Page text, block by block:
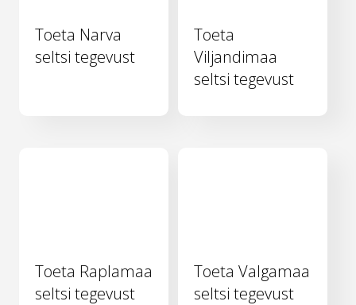
Toeta Narva
seltsi tegevust
Toeta
Viljandimaa
seltsi tegevust
Toeta Raplamaa
seltsi tegevust
Toeta Valgamaa
seltsi tegevust